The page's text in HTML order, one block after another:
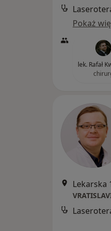
Pokaż
lek. Rafał
Lekarska